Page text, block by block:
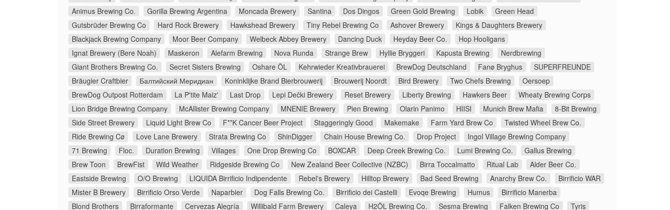
Animus Brewing Co.
Gorilla Brewing Argentina Moncada Brewery Santina Dos Dingos Green Gold Brewing Lobik
Green Head
Gutsbrüder Brewing Co
Hard Rock Brewery Hawkshead Brewery Tiny Rebel Brewing Co Ashover Brewery
Kings & Daughters Brewery
Blackjack Brewing Company
Moor Beer Company Welbeck Abbey Brewery Dancing Duck Heyday Beer Co.
Hop Hooligans
Ignat Brewery (Bere Noah)
Maskeron Alefarm Brewing Nova Runda Strange Brew Hyllie Bryggeri Kapusta Brewing
Nerdbrewing
Giant Brothers Brewing Co.
Secret Sisters Brewing Oshare ÖL Kehrwieder Kreativbrauerei BrewDog Deutschland Fanø Bryghus
SUPERFREUNDE
Bräugier Craftbier
Балтийский Меридиан Koninklijke Brand Bierbrouwerij Brouwerij Noordt Bird Brewery Two Chefs Brewing
Oersoep
BrewDog Outpost Rotterdam
La P'tite Maiz' Last Drop Lepi Dečki Brewery Reset Brewery Liberty Brewing Hawkers Beer
Wheaty Brewing Corps
Lion Bridge Brewing Company
McAllister Brewing Company MNENIE Brewery Pien Brewing Olarin Panimo HIISI Munich Brew Mafia
8-Bit Brewing
Side Street Brewery
Liquid Light Brew Co F**K Cancer Beer Project Staggeringly Good Makemake Farm Yard Brew Co
Twisted Wheel Brew Co.
Ride Brewing Cø
Love Lane Brewery Strata Brewing Co ShinDigger Chain House Brewing Co. Drop Project
Ingol Village Brewing Company
71 Brewing
Floc. Duration Brewing Villages One Drop Brewing Co BOXCAR Deep Creek Brewing Co. Lumi Brewing Co.
Gallus Brewing
Brew Toon
BrewFist Wild Weather Ridgeside Brewing Co New Zealand Beer Collective (NZBC) Birra Toccalmatto Ritual Lab
Alder Beer Co.
Eastside Brewing
O/O Brewing LIQUIDA Birrificio Indipendente Rebel's Brewery Hilltop Brewery Bad Seed Brewing Anarchy Brew Co.
Birrificio WAR
Mister B Brewery
Birrificio Orso Verde Naparbier Dog Falls Brewing Co. Birrificio dei Castelli Evoqe Brewing Humus
Birrificio Manerba
Blond Brothers
Birraformante Cervezas Alegría Willibald Farm Brewery Caleya H2ÖL Brewing Co. Sesma Brewing Falken Brewing Co Tyris